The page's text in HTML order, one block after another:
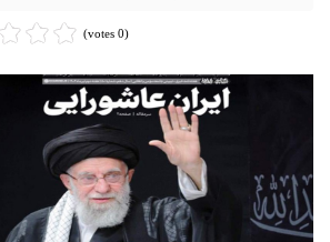
(0 votes)